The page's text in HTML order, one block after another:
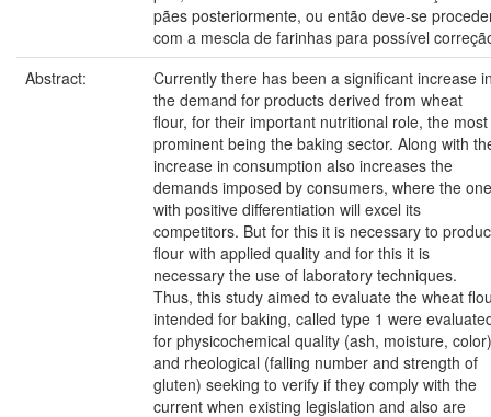
pães posteriormente, ou então deve-se
com a mescla de farinhas para possível
Abstract:
Currently there has been a significant increase
the demand for products derived from wheat
flour, for their important nutritional role, the most
prominent being the baking sector. Along with
increase in consumption also increases the
demands imposed by consumers, where the one
with positive differentiation will excel its
competitors. But for this it is necessary to
flour with applied quality and for this it is
necessary the use of laboratory techniques.
Thus, this study aimed to evaluate the wheat
intended for baking, called type 1 were
for physicochemical quality (ash, moisture, color)
and rheological (falling number and strength of
gluten) seeking to verify if they comply with the
current when existing legislation and also are